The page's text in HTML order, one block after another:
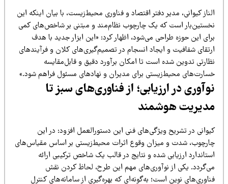
کیوانی، مدیر دفتر اقتصاد و فناوری محیط‌زیست، با بیان اینکه این
است که یک چارچوب نظام‌مند و مبتنی بر شاخص‌های کمی
این حوزه طراحی می‌شود، اظهار کرد: «این ابزار جدید با هدف
شفافیت و ایجاد انسجام در تصمیم‌گیری‌های کلان و فرآیندهای
تدوین شده است تا امکان برآورد دقیق و قابل‌مقایسه
محیط‌زیستی برای مدیران و نهادهای مسئول فراهم شود.»
در ارزیابی؛ از فناوری‌های سبز تا
هوشمند
در تشریح ویژگی‌های فنی این دستورالعمل افزود: در این
شدت و میزان وقوع اثرات محیط‌زیستی بر اساس مقیاس‌های
ارزیابی شده و نتایج در قالب یک شاخص ترکیبی ارائه
یکی از نوآوری‌های مهم این طرح، لحاظ کردن نقش
نوین است؛ به‌گونه‌ای که بهره‌گیری از سامانه‌های کنترل